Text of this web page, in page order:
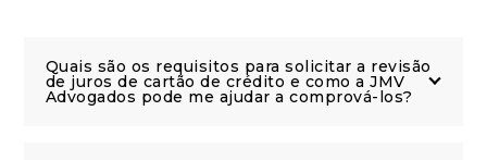
Quais são os requisitos para solicitar a revisão
de juros de cartão de crédito e como a JMV
Advogados pode me ajudar a comprová-los?